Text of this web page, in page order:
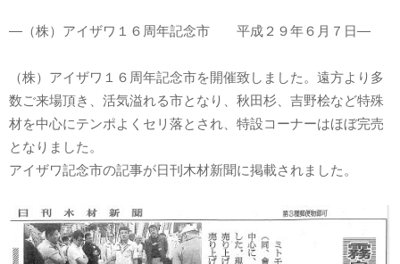
―（株）アイザワ１６周年記念市 平成２９年６月７日―
（株）アイザワ１６周年記念市を開催致しました。遠方より多
数ご来場頂き、活気溢れる市となり、秋田杉、吉野桧など特殊
材を中心にテンポよくセリ落とされ、特設コーナーはほぼ完売
となりました。
アイザワ記念市の記事が日刊木材新聞に掲載されました。